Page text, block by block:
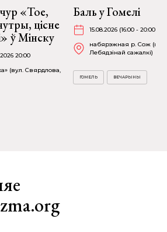
«Тое,
цісне
ў Мінску
20:00
(вул. Свярдлова,
Баль у Гомелі
15.08.2026 (16:00 - 20:00)
набярэжная р. Сож
Лебядзінай сажалкі)
ГОМЕЛЬ ВЕЧАРЫНЫ